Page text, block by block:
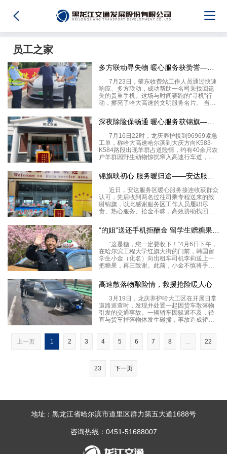
员工之家
多方联动寻失物 暖心服务获赞誉——肇东收费站快速响应助司乘找
7月23日，肇东收费站工作人员通过快速
响应、多方联动，成功帮助一名司乘找回遗
失的贵重手机。这场与时间赛跑的“寻机”行
动，擦亮了哈大高速的文明服务名片。 当日
东收费站收费亭求助。当班工作人员询问得
知，该驾驶员在大耿家收费站附近加油站如
深夜除险保畅通 暖心服务获锦旗——龙庆养护高效处置羊群占道险
7月16日22时，龙庆养护接到96969紧急
工单，称哈大高速哈尔滨到大庆方向K583-
K584路段出现羊群占道险情，约有40余只农
户羊群因野生动物惊扰窜入高速行车道，由
带来极高风险。 龙庆养护路产巡查人员火速
到场处置，迅速规范布设
近日，安达服务区暖心服务接连收获群众
认可，先后收到两名过往司乘专程送来的致
谢锦旗，以此感谢服务区工作人员履职尽
责、热心服务、拾金不昧，高效协助找回随
动守护群众高速出行安全感与幸福感。两面
锦旗，承载着司乘人员对服务区工作的认可
与谢意，既是群众对
“的姐”送还手机拒酬金 留学生赠糖果表谢意
“这是糖，您一定要收下！”4月6日下午，
在哈尔滨工程大学红旗大街的门前，韩国留
学生小金（化名）向出租车司机李莉送上一
把糖果，再三致谢。此前，小金不慎将手机
系，最终如约将手机归还。据龙运现代公司
的李莉回忆，6日清晨5时50分许，她在哈特
大厦附近
高速散落物酿险情，救援抢险暖人心
3月19日，龙庆养护哈大工区在开展日常
道路巡查时，发现并处置一起因货车散落物
引发的交通事故。一辆轿车因躲避不及，径
直与货车掉落物体发生碰撞，事故造成轿车
区人员第一时间开展救援处置，并迅速联动
上一页 1 2 3 4 5 6 7 8 ... 22
23 下一页
地址：黑龙江省哈尔滨市道里区群力第五大道1688号
咨询热线：0451-51688007